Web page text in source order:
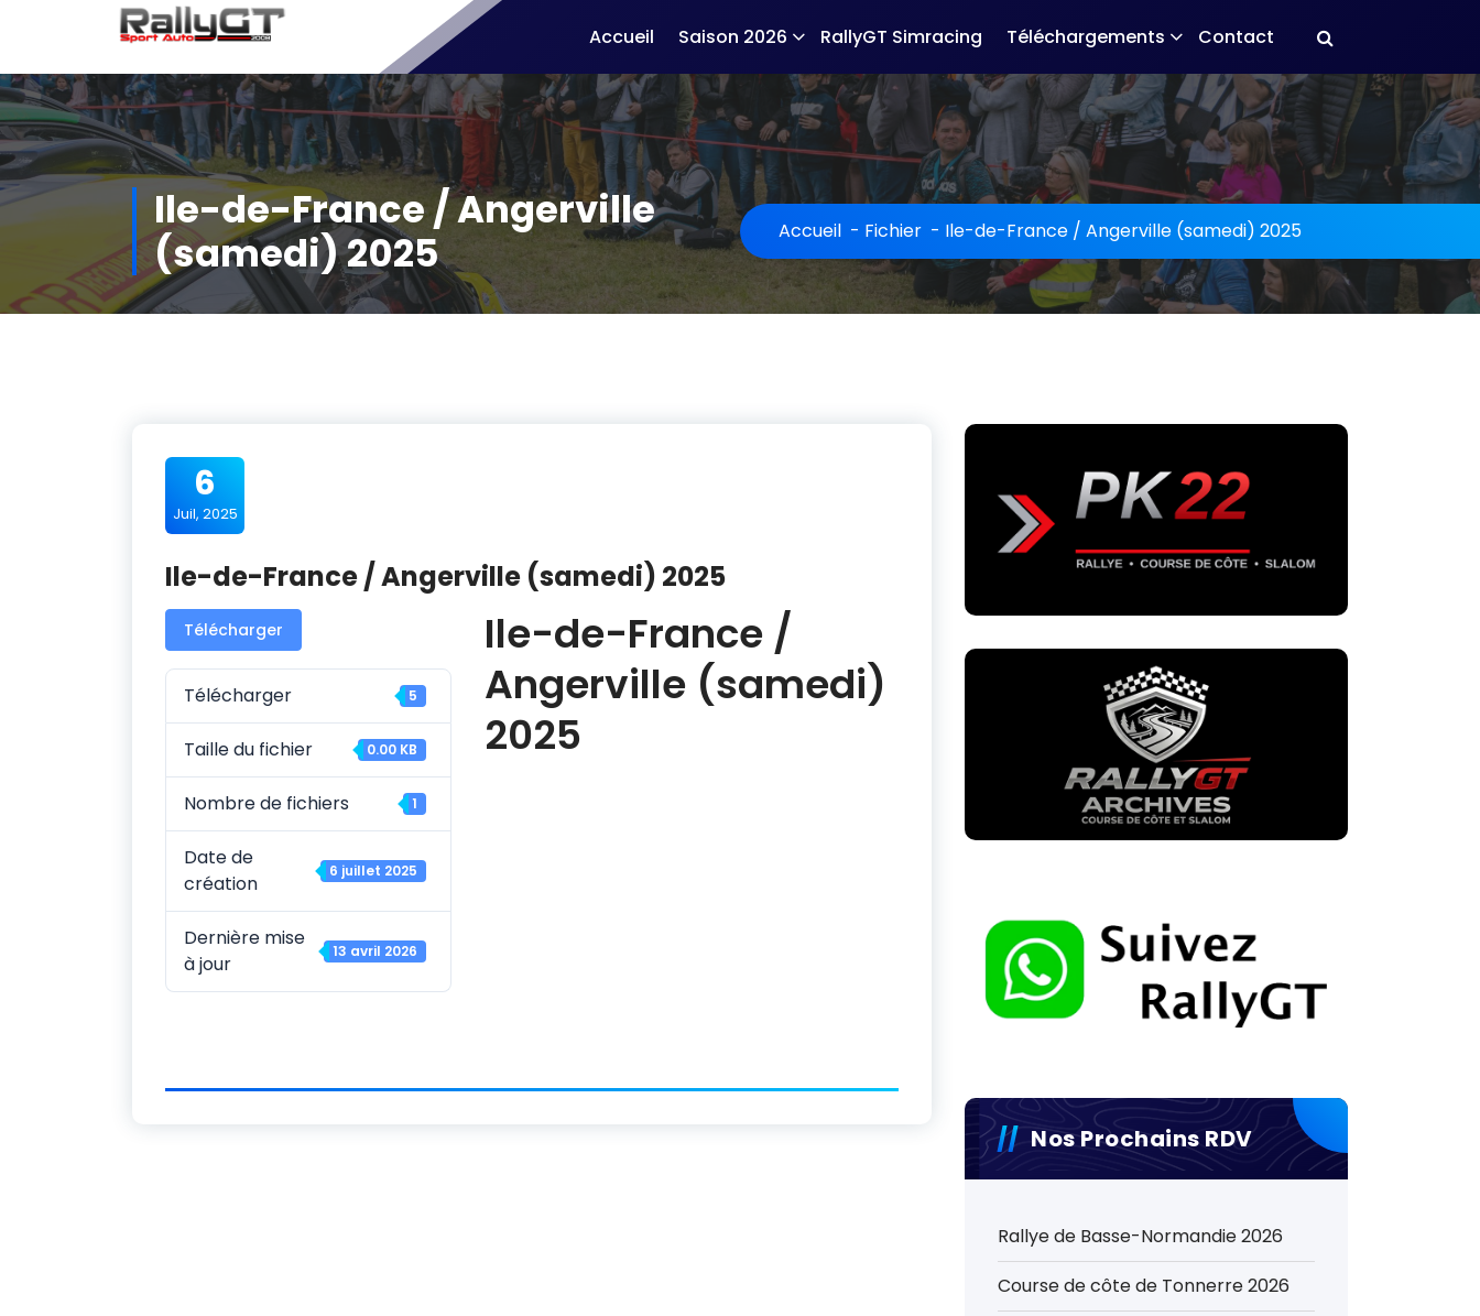
Accueil Saison 2026 RallyGT Simracing Téléchargements Contact
Ile-de-France / Angerville
(samedi) 2025
Accueil - Fichier - Ile-de-France / Angerville (samedi) 2025
6
Juil, 2025
Ile-de-France / Angerville (samedi) 2025
Télécharger
Télécharger 5
Taille du fichier 0.00 KB
Nombre de fichiers 1
Date de
création
6 juillet 2025
Dernière mise
à jour
13 avril 2026
Ile-de-France /
Angerville (samedi)
2025
Nos Prochains RDV
Rallye de Basse-Normandie 2026
Course de côte de Tonnerre 2026